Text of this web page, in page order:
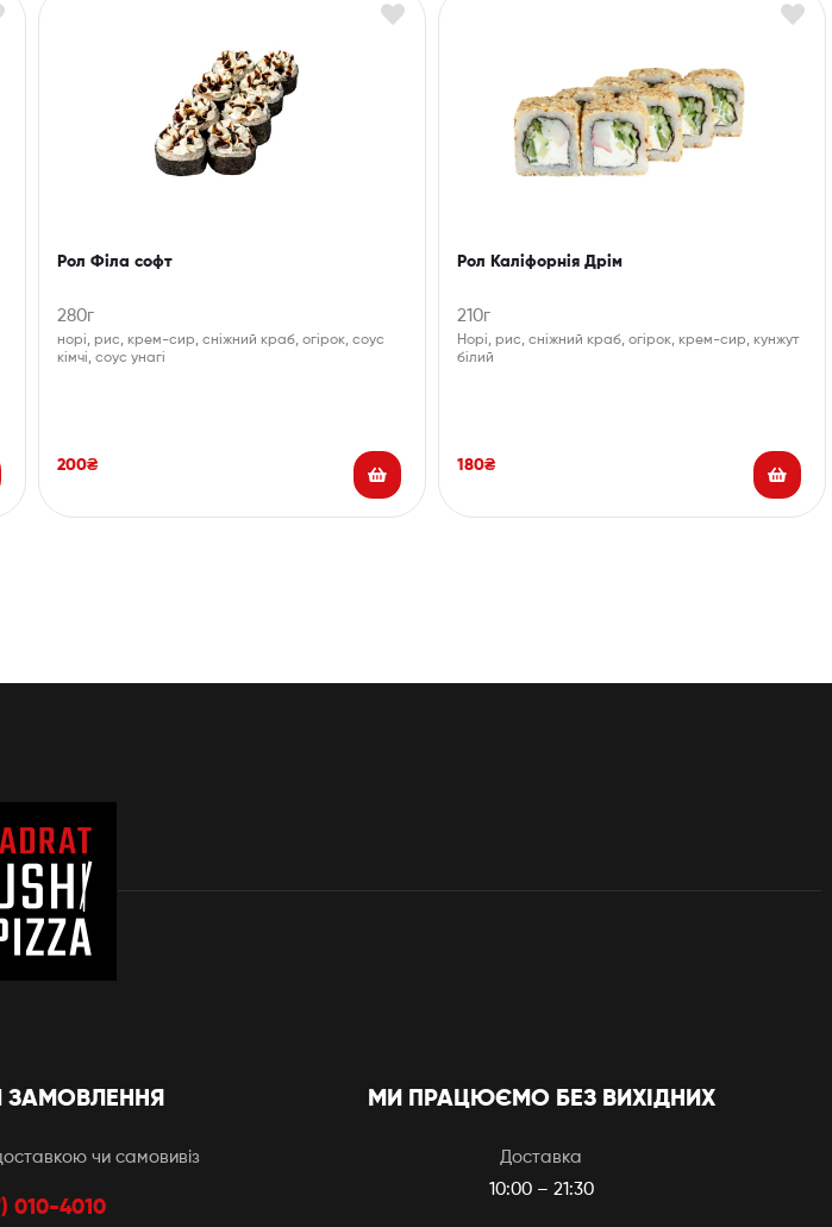
Рол Філа софт
280г
норі, рис, крем-сир, сніжний краб, огірок, соус
кімчі, соус унагі
200₴
Рол Каліфорнія Дрім
210г
Норі, рис, сніжний краб, огірок, крем-сир, кунжут
білий
180₴
ЗАМОВЛЕННЯ
чи самовивіз
010-4010
МИ ПРАЦЮЄМО БЕЗ ВИХІДНИХ
Доставка
10:00 – 21:30